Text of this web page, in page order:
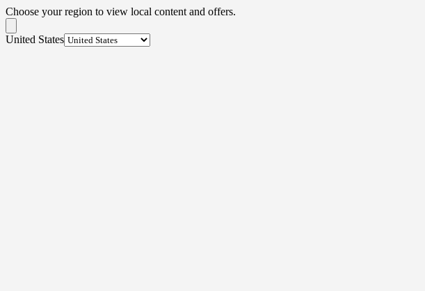
Choose your region to view local content and offers.
United States